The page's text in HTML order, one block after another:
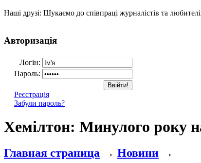
Наші друзі: Шукаємо до співпраці журналістів та
Авторизація
Логін:
Пароль:
Реєстрація
Забули пароль?
Хемілтон: Минулого року
Главная страница → Новини →